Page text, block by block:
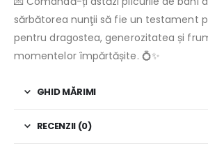
sărbătorea nunţii să fie un testament
pentru dragostea, generozitatea și
momentelor împărtășite. 💍✨
GHID MĂRIMI
RECENZII (0)